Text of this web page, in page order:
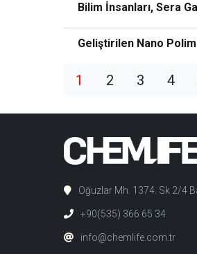
Bilim İnsanları, Sera
Geliştirilen Nano
1 2 3 4
Oğuzlar Mh. 1374. Sk 2/4
+90(535) 366 65 34
info@chemlife.com.tr